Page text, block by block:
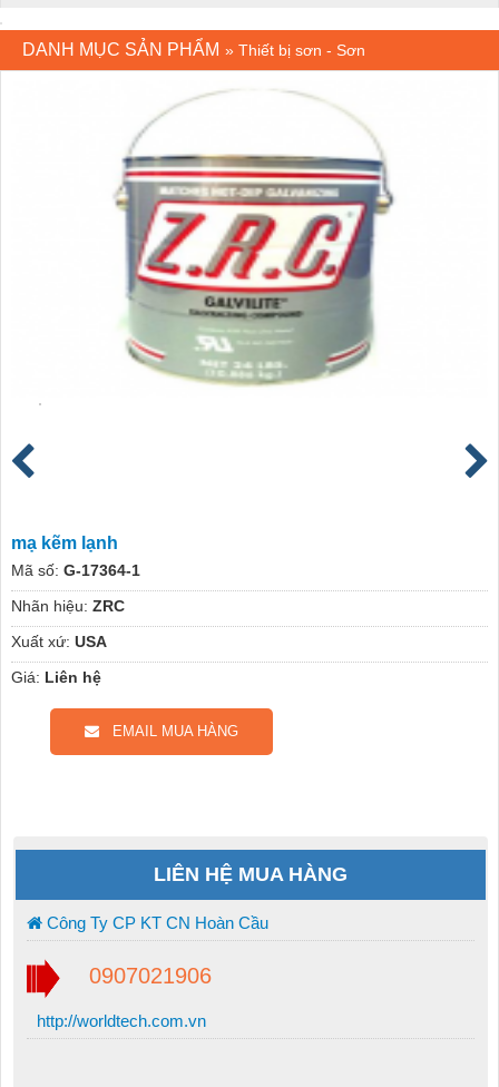
DANH MỤC SẢN PHẨM » Thiết bị sơn - Sơn
mạ kẽm lạnh
Mã số: G-17364-1
Nhãn hiệu: ZRC
Xuất xứ: USA
Giá: Liên hệ
EMAIL MUA HÀNG
LIÊN HỆ MUA HÀNG
Công Ty CP KT CN Hoàn Cầu
0907021906
http://worldtech.com.vn